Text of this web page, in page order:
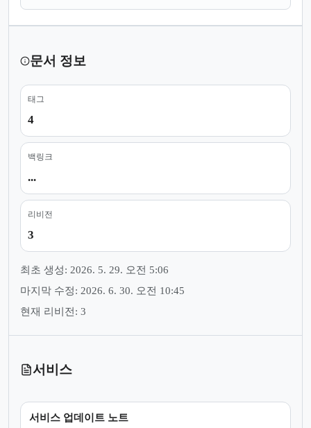
문서 정보
태그
4
백링크
...
리비전
3
최초 생성: 2026. 5. 29. 오전 5:06
마지막 수정: 2026. 6. 30. 오전 10:45
현재 리비전: 3
서비스
서비스 업데이트 노트